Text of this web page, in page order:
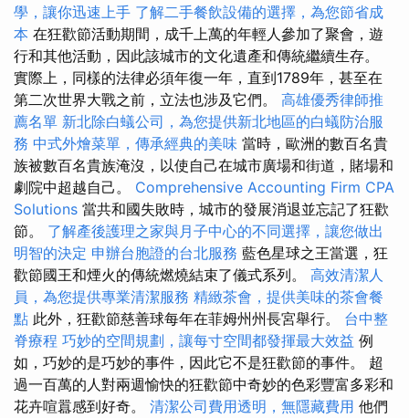
學，讓你迅速上手 了解二手餐飲設備的選擇，為您節省成
本 在狂歡節活動期間，成千上萬的年輕人參加了聚會，遊
行和其他活動，因此該城市的文化遺產和傳統繼續生存。
實際上，同樣的法律必須年復一年，直到1789年，甚至在
第二次世界大戰之前，立法也涉及它們。 高雄優秀律師推
薦名單 新北除白蟻公司，為您提供新北地區的白蟻防治服
務 中式外燴菜單，傳承經典的美味 當時，歐洲的數百名貴
族被數百名貴族淹沒，以使自己在城市廣場和街道，賭場和
劇院中超越自己。 Comprehensive Accounting Firm CPA
Solutions 當共和國失敗時，城市的發展消退並忘記了狂歡
節。 了解產後護理之家與月子中心的不同選擇，讓您做出
明智的決定 申辦台胞證的台北服務 藍色星球之王當選，狂
歡節國王和煙火的傳統燃燒結束了儀式系列。 高效清潔人
員，為您提供專業清潔服務 精緻茶會，提供美味的茶會餐
點 此外，狂歡節慈善球每年在菲姆州州長宮舉行。 台中整
脊療程 巧妙的空間規劃，讓每寸空間都發揮最大效益 例
如，巧妙的是巧妙的事件，因此它不是狂歡節的事件。 超
過一百萬的人對兩週愉快的狂歡節中奇妙的色彩豐富多彩和
花卉喧囂感到好奇。 清潔公司費用透明，無隱藏費用 他們